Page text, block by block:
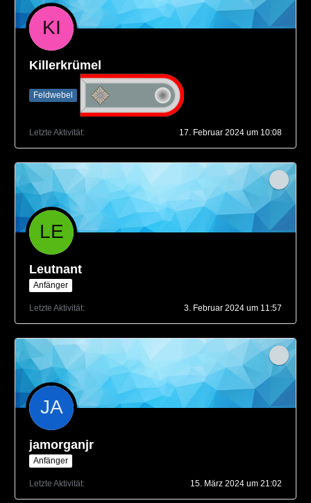
Killerkrümel
Feldwebel
Letzte Aktivität 17. Februar 2024 um 10:08
Leutnant
Anfänger
Letzte Aktivität 3. Februar 2024 um 11:57
jamorganjr
Anfänger
Letzte Aktivität 15. März 2024 um 21:02